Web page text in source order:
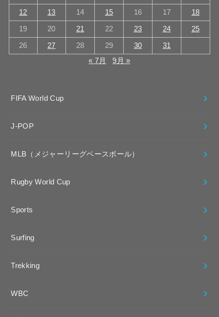
12 13 14 15 16 17 18
19 20 21 22 23 24 25
26 27 28 29 30
31
« 7月
9月 »
FIFA World Cup
J-POP
MLB（メジャーリーグベースボール）
Rugby World Cup
Sports
Surfing
Trekking
WBC